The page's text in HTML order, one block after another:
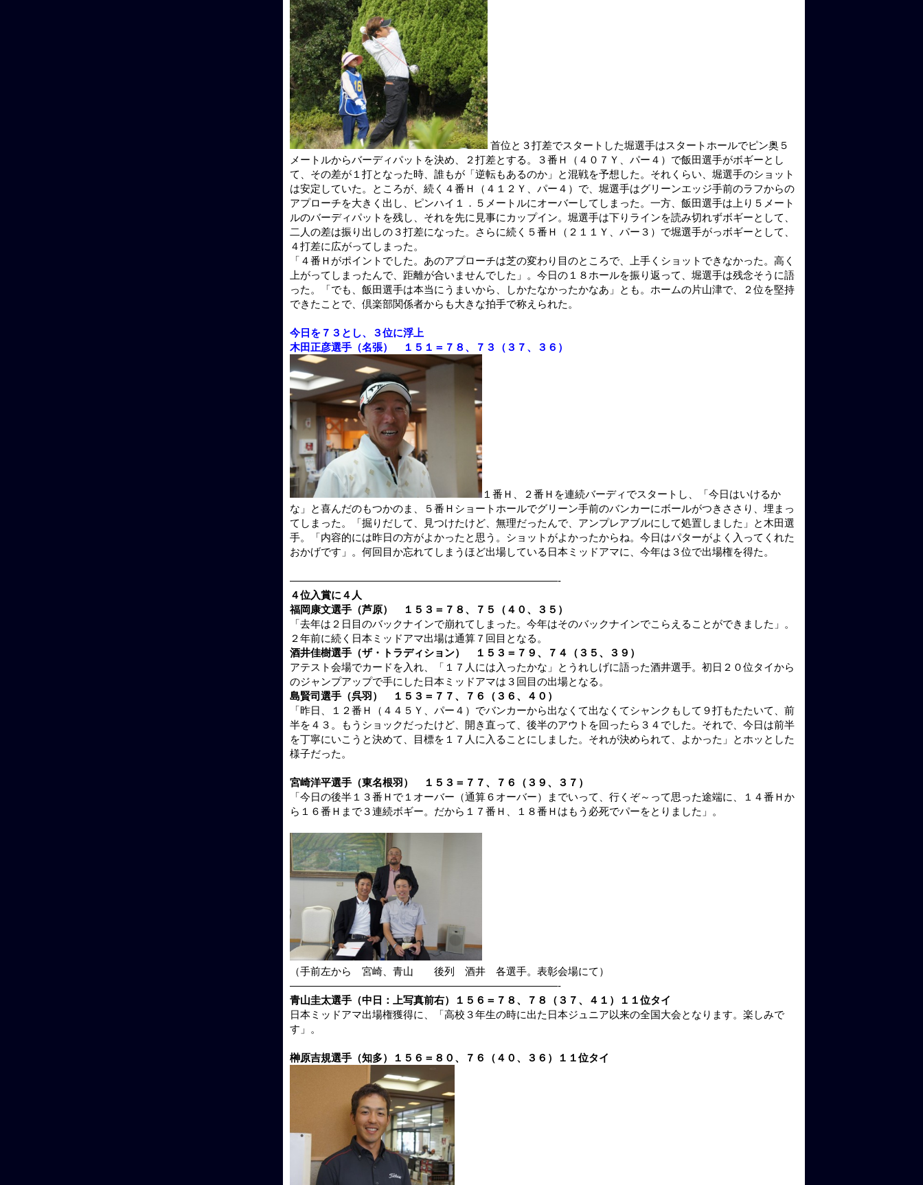
首位と３打差でスタートした堀選手はスタートホールでピン奥５
メートルからバーディパットを決め、２打差とする。３番Ｈ（４０７Ｙ、パー４）で飯田選手がボギーとし
て、その差が１打となった時、誰もが「逆転もあるのか」と混戦を予想した。それくらい、堀選手のショット
は安定していた。ところが、続く４番Ｈ（４１２Ｙ、パー４）で、堀選手はグリーンエッジ手前のラフからの
アプローチを大きく出し、ピンハイ１．５メートルにオーバーしてしまった。一方、飯田選手は上り５メート
ルのバーディパットを残し、それを先に見事にカップイン。堀選手は下りラインを読み切れずボギーとして、
二人の差は振り出しの３打差になった。さらに続く５番Ｈ（２１１Ｙ、パー３）で堀選手がっボギーとして、
４打差に広がってしまった。
「４番Ｈがポイントでした。あのアプローチは芝の変わり目のところで、上手くショットできなかった。高く
上がってしまったんで、距離が合いませんでした」。今日の１８ホールを振り返って、堀選手は残念そうに語
った。「でも、飯田選手は本当にうまいから、しかたなかったかなあ」とも。ホームの片山津で、２位を堅持
できたことで、倶楽部関係者からも大きな拍手で称えられた。
今日を７３とし、３位に浮上
木田正彦選手（名張） １５１＝７８、７３（３７、３６）
１番Ｈ、２番Ｈを連続バーディでスタートし、「今日はいけるか
な」と喜んだのもつかのま、５番Ｈショートホールでグリーン手前のバンカーにボールがつきささり、埋まっ
てしまった。「掘りだして、見つけたけど、無理だったんで、アンプレアブルにして処置しました」と木田選
手。「内容的には昨日の方がよかったと思う。ショットがよかったからね。今日はパターがよく入ってくれた
おかげです」。何回目か忘れてしまうほど出場している日本ミッドアマに、今年は３位で出場権を得た。
——————————————————————————-
４位入賞に４人
福岡康文選手（芦原） １５３＝７８、７５（４０、３５）
「去年は２日目のバックナインで崩れてしまった。今年はそのバックナインでこらえることができました」。
２年前に続く日本ミッドアマ出場は通算７回目となる。
酒井佳樹選手（ザ・トラディション） １５３＝７９、７４（３５、３９）
アテスト会場でカードを入れ、「１７人には入ったかな」とうれしげに語った酒井選手。初日２０位タイから
のジャンプアップで手にした日本ミッドアマは３回目の出場となる。
島賢司選手（呉羽） １５３＝７７、７６（３６、４０）
「昨日、１２番Ｈ（４４５Ｙ、パー４）でバンカーから出なくて出なくてシャンクもして９打もたたいて、前
半を４３。もうショックだったけど、開き直って、後半のアウトを回ったら３４でした。それで、今日は前半
を丁寧にいこうと決めて、目標を１７人に入ることにしました。それが決められて、よかった」とホッとした
様子だった。
宮崎洋平選手（東名根羽） １５３＝７７、７６（３９、３７）
「今日の後半１３番Ｈで１オーバー（通算６オーバー）までいって、行くぞ～って思った途端に、１４番Ｈか
ら１６番Ｈまで３連続ボギー。だから１７番Ｈ、１８番Ｈはもう必死でパーをとりました」。
（手前左から 宮崎、青山 後列 酒井 各選手。表彰会場にて）
——————————————————————————-
青山圭太選手（中日：上写真前右）１５６＝７８、７８（３７、４１）１１位タイ
日本ミッドアマ出場権獲得に、「高校３年生の時に出た日本ジュニア以来の全国大会となります。楽しみで
す」。
榊原吉規選手（知多）１５６＝８０、７６（４０、３６）１１位タイ